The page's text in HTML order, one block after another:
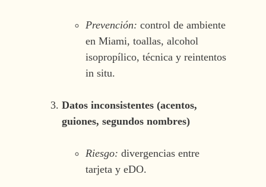
Prevención: control de ambiente
en Miami, toallas, alcohol
isopropílico, técnica y reintentos
in situ.
Datos inconsistentes (acentos,
guiones, segundos nombres)
Riesgo: divergencias entre
tarjeta y eDO.